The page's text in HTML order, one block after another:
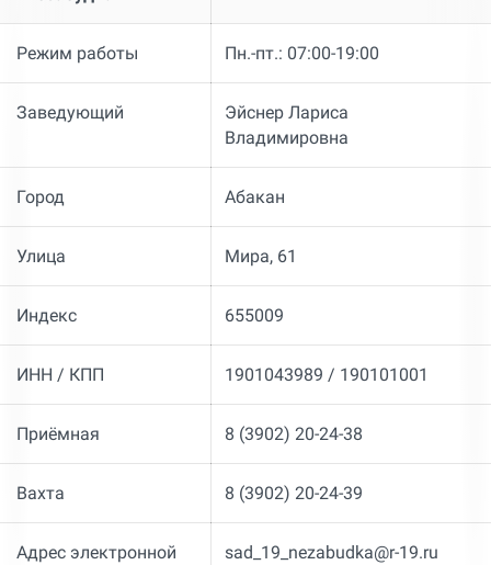
Режим работы Пн.-пт.: 07:00-19:00
Заведующий
Эйснер Лариса
Владимировна
Город Абакан
Улица Мира, 61
Индекс 655009
ИНН / КПП 1901043989 / 190101001
Приёмная 8 (3902) 20-24-38
Вахта 8 (3902) 20-24-39
Адрес электронной
sad_19_nezabudka@r-19.ru